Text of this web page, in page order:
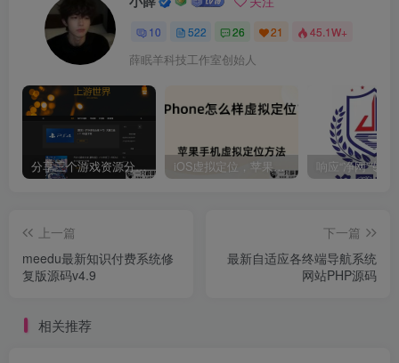
10 522 26 21 45.1W+
薛眠羊科技工作室创始人
分享三个游戏资源分享的网站，包含Switch游戏、PS4游戏、Steam的单机游戏 iOS虚拟定位，苹果手机如何进行虚拟定位？附四种方法教程
上一篇
meedu最新知识付费系统修
复版源码v4.9
下一篇
最新自适应各终端导航系统
网站PHP源码
相关推荐